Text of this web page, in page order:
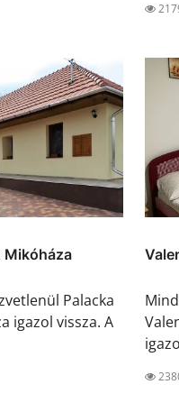
Mikóháza
Palacka
igazol vissza. A